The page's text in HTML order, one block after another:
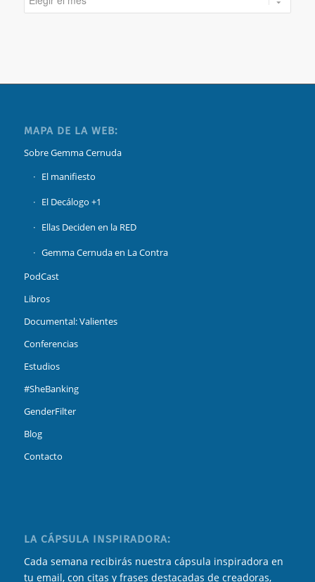
MAPA DE LA WEB:
Sobre Gemma Cernuda
El manifiesto
El Decálogo +1
Ellas Deciden en la RED
Gemma Cernuda en La Contra
PodCast
Libros
Documental: Valientes
Conferencias
Estudios
#SheBanking
GenderFilter
Blog
Contacto
LA CÁPSULA INSPIRADORA:
Cada semana recibirás nuestra cápsula inspiradora en
tu email, con citas y frases destacadas de creadoras,